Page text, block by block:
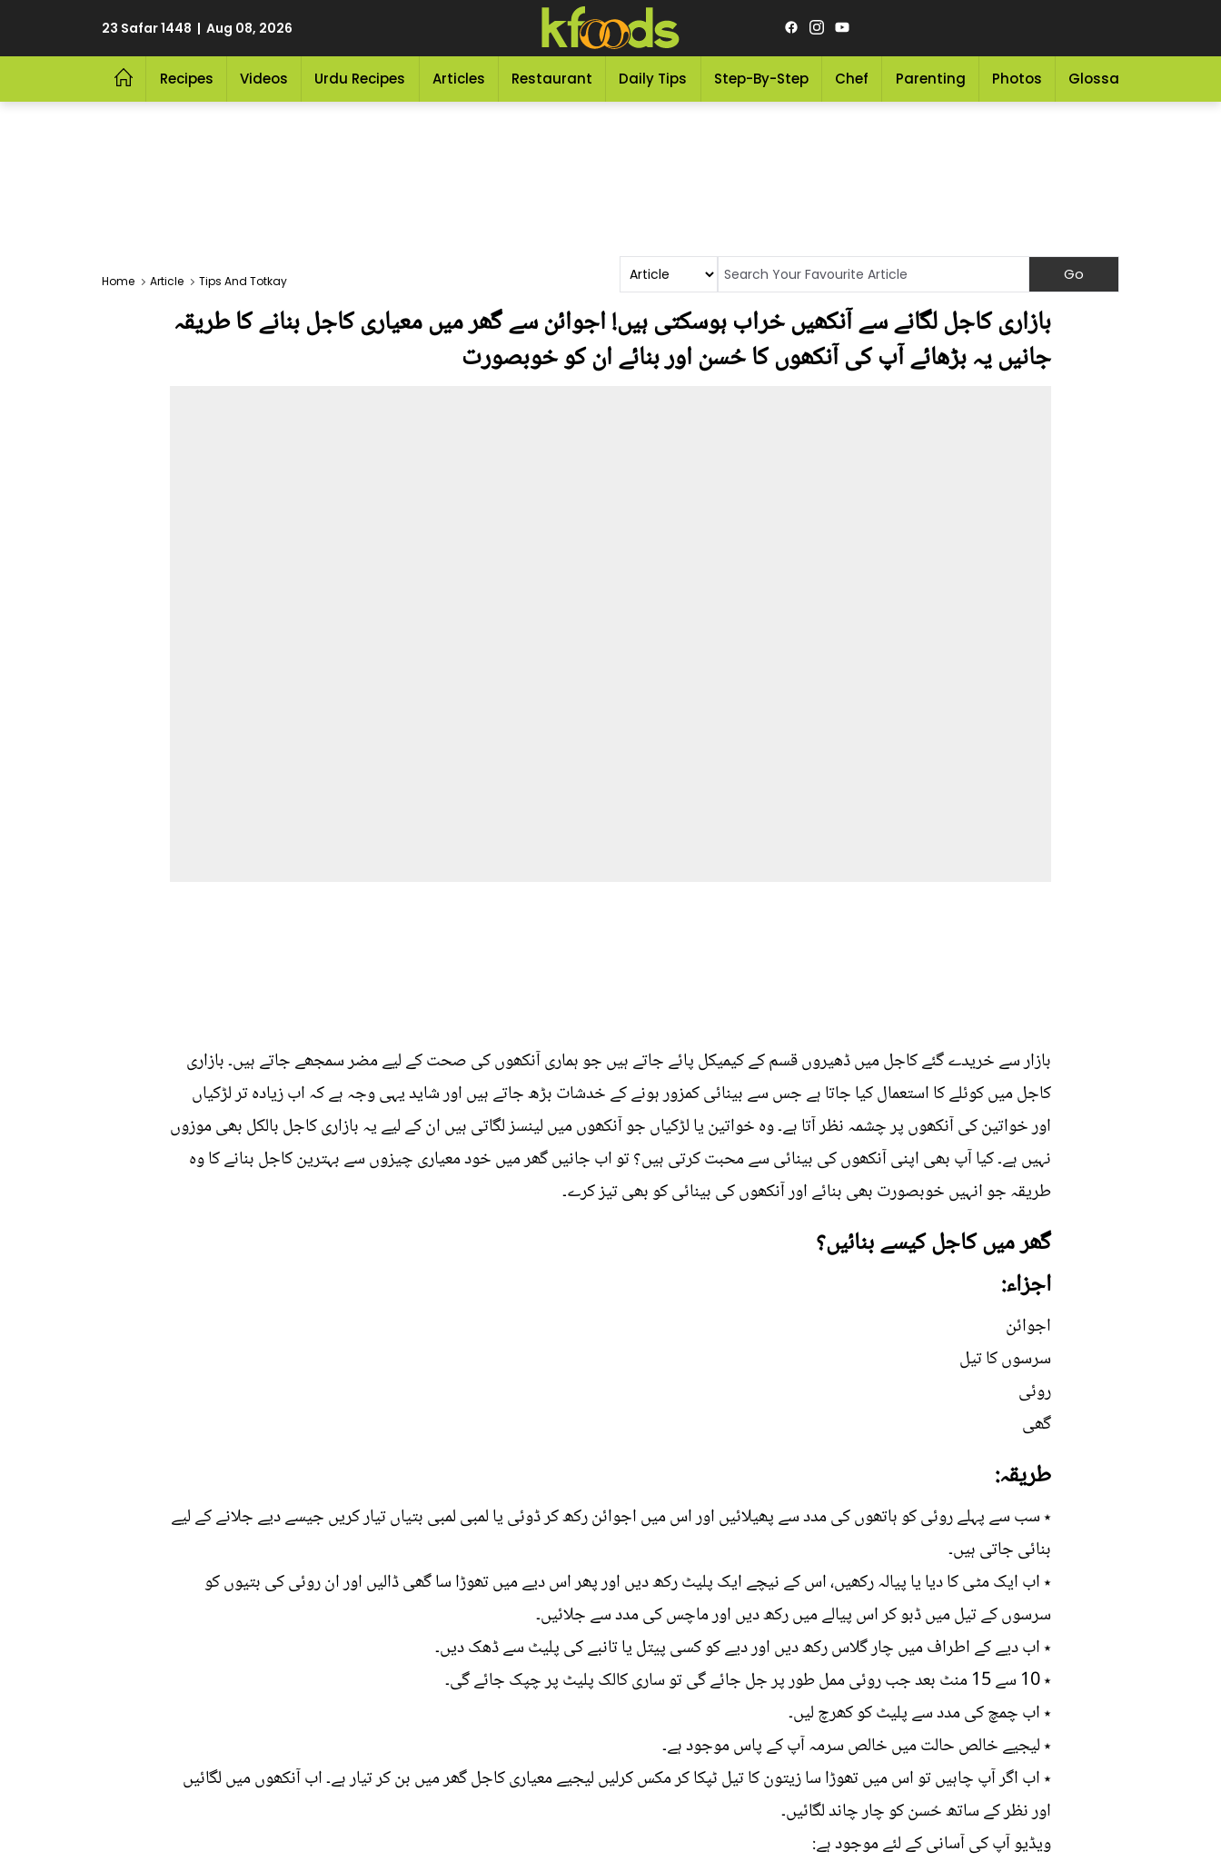
23 Safar 1448 | Aug 08, 2026
Recipes Videos Urdu Recipes Articles Restaurant Daily Tips Step-By-Step Chef Parenting Photos Glossary
Home Article Tips And Totkay
بازاری کاجل لگانے سے آنکھیں خراب ہوسکتی ہیں! اجوائن سے گھر میں معیاری کاجل بنانے کا طریقہ
جانیں یہ بڑھائے آپ کی آنکھوں کا حُسن اور بنائے ان کو خوبصورت
بازار سے خریدے گئے کاجل میں ڈھیروں قسم کے کیمیکل پائے جاتے ہیں جو ہماری آنکھوں کی صحت کے لیے مضر سمجھے جاتے ہیں۔ بازاری
کاجل میں کوئلے کا استعمال کیا جاتا ہے جس سے بینائی کمزور ہونے کے خدشات بڑھ جاتے ہیں اور شاید یہی وجہ ہے کہ اب زیادہ تر لڑکیاں
اور خواتین کی آنکھوں پر چشمہ نظر آتا ہے۔ وہ خواتین یا لڑکیاں جو آنکھوں میں لینسز لگاتی ہیں ان کے لیے یہ بازاری کاجل بالکل بھی موزوں
نہیں ہے۔ کیا آپ بھی اپنی آنکھوں کی بینائی سے محبت کرتی ہیں؟ تو اب جانیں گھر میں خود معیاری چیزوں سے بہترین کاجل بنانے کا وہ
طریقہ جو انہیں خوبصورت بھی بنائے اور آنکھوں کی بینائی کو بھی تیز کرے۔
گھر میں کاجل کیسے بنائیں؟
اجزاء:
اجوائن
سرسوں کا تیل
روئی
گھی
طریقہ:
٭ سب سے پہلے روئی کو ہاتھوں کی مدد سے پھیلائیں اور اس میں اجوائن رکھ کر ڈوئی یا لمبی لمبی بتیاں تیار کریں جیسے دیے جلانے کے لیے
بنائی جاتی ہیں۔
٭ اب ایک مٹی کا دیا یا پیالہ رکھیں، اس کے نیچے ایک پلیٹ رکھ دیں اور پھر اس دیے میں تھوڑا سا گھی ڈالیں اور ان روئی کی بتیوں کو
سرسوں کے تیل میں ڈبو کر اس پیالے میں رکھ دیں اور ماچس کی مدد سے جلائیں۔
٭ اب دیے کے اطراف میں چار گلاس رکھ دیں اور دیے کو کسی پیتل یا تانبے کی پلیٹ سے ڈھک دیں۔
٭ 10 سے 15 منٹ بعد جب روئی ممل طور پر جل جائے گی تو ساری کالک پلیٹ پر چپک جائے گی۔
٭ اب چمچ کی مدد سے پلیٹ کو کھرچ لیں۔
٭ لیجیے خالص حالت میں خالص سرمہ آپ کے پاس موجود ہے۔
٭ اب اگر آپ چاہیں تو اس میں تھوڑا سا زیتون کا تیل ٹپکا کر مکس کرلیں لیجیے معیاری کاجل گھر میں بن کر تیار ہے۔ اب آنکھوں میں لگائیں
اور نظر کے ساتھ حُسن کو چار چاند لگائیں۔
ویڈیو آپ کی آسانی کے لئے موجود ہے: